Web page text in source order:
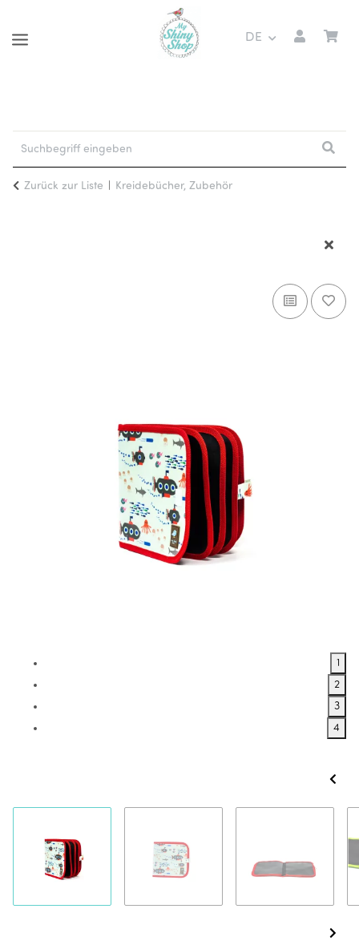
DE
Zurück zur Liste Kreidebücher, Zubehör
1
2
3
4